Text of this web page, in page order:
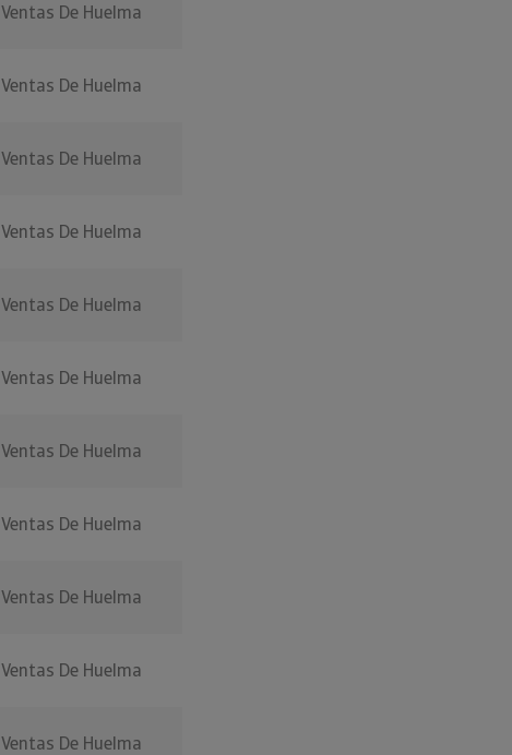
Ventas De Huelma
Ventas De Huelma
Ventas De Huelma
Ventas De Huelma
Ventas De Huelma
Ventas De Huelma
Ventas De Huelma
Ventas De Huelma
Ventas De Huelma
Ventas De Huelma
Ventas De Huelma